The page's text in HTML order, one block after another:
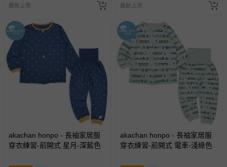
最新上架 最新上架
akachan honpo - 長袖家居服
穿衣練習-前開式 星月-深藍色
akachan honpo - 長袖家居服
穿衣練習-前開式 電車-淺綠色